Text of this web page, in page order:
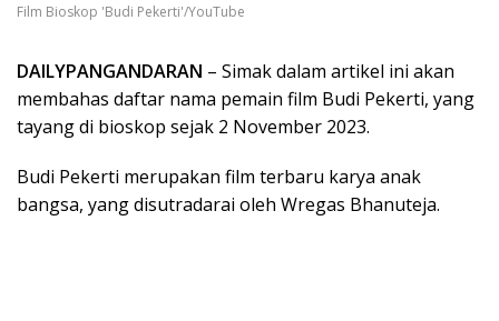
Film Bioskop 'Budi Pekerti'/YouTube
DAILYPANGANDARAN – Simak dalam artikel ini akan
membahas daftar nama pemain film Budi Pekerti, yang
tayang di bioskop sejak 2 November 2023.
Budi Pekerti merupakan film terbaru karya anak
bangsa, yang disutradarai oleh Wregas Bhanuteja.